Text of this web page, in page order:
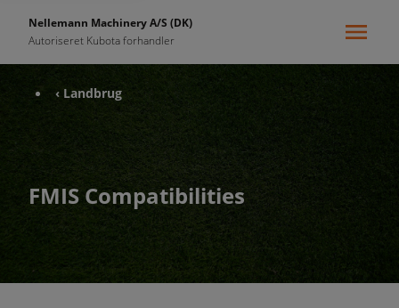
Nellemann Machinery A/S (DK)
Autoriseret Kubota forhandler
‹ Landbrug
FMIS Compatibilities